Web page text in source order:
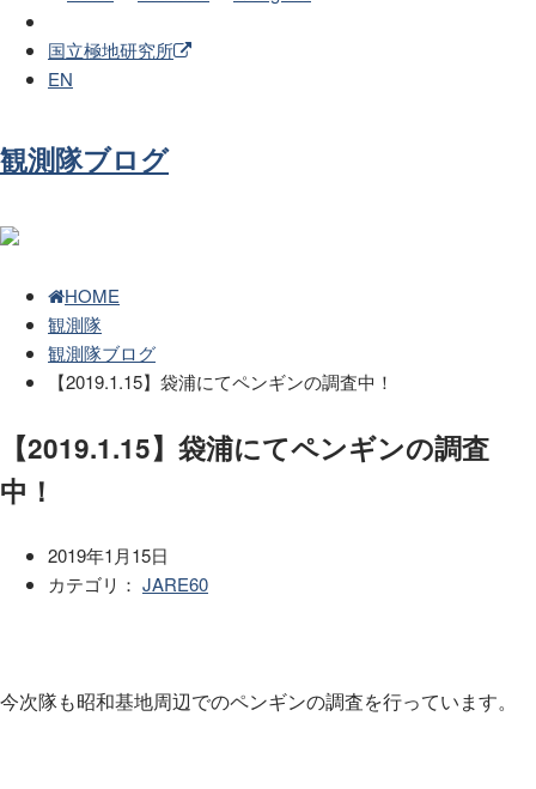
国立極地研究所
EN
観測隊ブログ
HOME
観測隊
観測隊ブログ
【2019.1.15】袋浦にてペンギンの調査中！
【2019.1.15】袋浦にてペンギンの調査
中！
2019年1月15日
カテゴリ： JARE60
今次隊も昭和基地周辺でのペンギンの調査を行っています。